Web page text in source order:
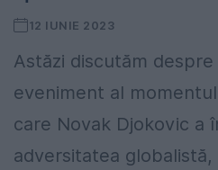
12 IUNIE 2023
Astăzi discutăm
eveniment al
care Novak Djokovic a
adversitatea